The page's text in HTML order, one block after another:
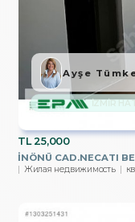
TL25,000
Жилая недвижимость
İZMİR
Ayşe